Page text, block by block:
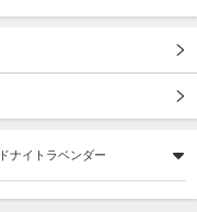
ナイトラベンダー